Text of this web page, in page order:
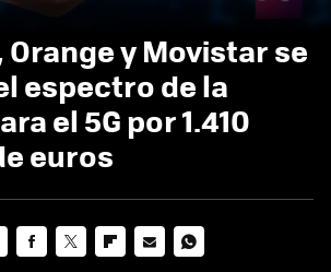
y Movistar se
espectro de la
el 5G por 1.410
euros